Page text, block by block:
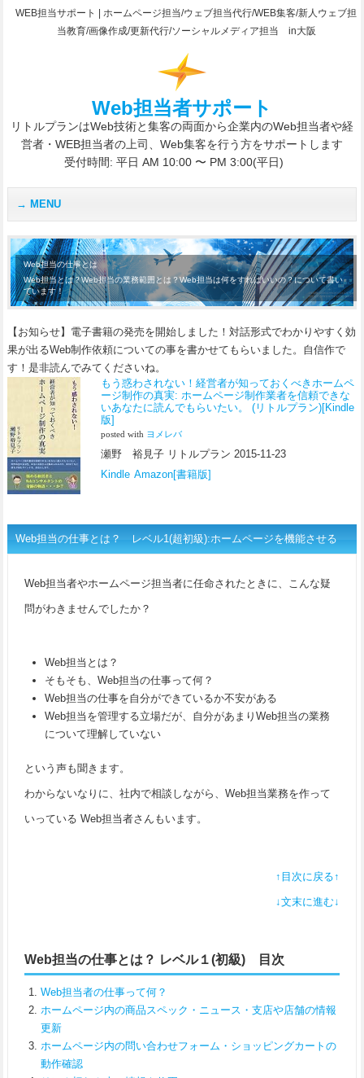
WEB担当サポート | ホームページ担当/ウェブ担当代行/WEB集客/新人ウェブ担
当教育/画像作成/更新代行/ソーシャルメディア担当 in大阪
Web担当者サポート
リトルプランはWeb技術と集客の両面から企業内のWeb担当者や経
営者・WEB担当者の上司、Web集客を行う方をサポートします
受付時間: 平日 AM 10:00 〜 PM 3:00(平日)
MENU
Web担当の仕事とは
Web担当とは？Web担当の業務範囲とは？Web担当は何をすればいいの？について書い
ています！
【お知らせ】電子書籍の発売を開始しました！対話形式でわかりやすく効
果が出るWeb制作依頼についての事を書かせてもらいました。自信作で
す！是非読んでみてくださいね。
もう惑わされない！経営者が知っておくべきホームペ
ージ制作の真実: ホームページ制作業者を信頼できな
いあなたに読んでもらいたい。 (リトルプラン)[Kindle
版]
posted with ヨメレバ
瀬野 裕見子 リトルプラン 2015-11-23
Kindle Amazon[書籍版]
Web担当の仕事とは？ レベル1(超初級):ホームページを機能させる
Web担当者やホームページ担当者に任命されたときに、こんな疑
問がわきませんでしたか？
Web担当とは？
そもそも、Web担当の仕事って何？
Web担当の仕事を自分ができているか不安がある
Web担当を管理する立場だが、自分があまりWeb担当の業務
について理解していない
という声も聞きます。
わからないなりに、社内で相談しながら、Web担当業務を作って
いっている Web担当者さんもいます。
↑目次に戻る↑
↓文末に進む↓
Web担当の仕事とは？ レベル１(初級) 目次
Web担当者の仕事って何？
ホームページ内の商品スペック・ニュース・支店や店舗の情報
更新
ホームページ内の問い合わせフォーム・ショッピングカートの
動作確認